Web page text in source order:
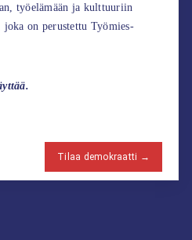
työelämään ja kulttuuriin
on perustettu Työmies-
Tilaa demokraatti →